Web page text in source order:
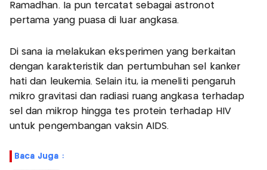
Ramadhan. Ia pun tercatat sebagai astronot
pertama yang puasa di luar angkasa.
Di sana ia melakukan eksperimen yang berkaitan
dengan karakteristik dan pertumbuhan sel kanker
hati dan leukemia. Selain itu, ia meneliti pengaruh
mikro gravitasi dan radiasi ruang angkasa terhadap
sel dan mikrop hingga tes protein terhadap HIV
untuk pengembangan vaksin AIDS.
Baca Juga :